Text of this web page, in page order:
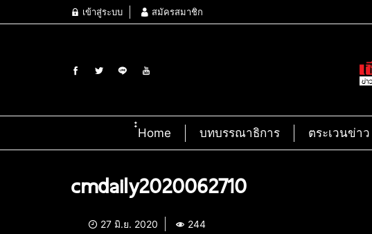
เข้าสู่ระบบ สมัครสมาชิก
๋๋Home บทบรรณาธิการ ตระเวนข่าว
cmdaily2020062710
27 มิ.ย. 2020 244